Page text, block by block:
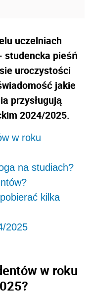
uczelniach
studencka pieśń
uroczystości
jakie
przysługują
2024/2025.
w roku
na studiach?
kilka
2025
w roku